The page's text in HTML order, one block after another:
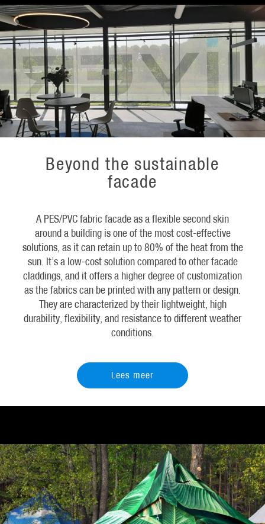
Beyond the sustainable
facade
A PES/PVC fabric facade as a flexible second skin
around a building is one of the most cost-effective
solutions, as it can retain up to 80% of the heat from the
sun. It’s a low-cost solution compared to other facade
claddings, and it offers a higher degree of customization
as the fabrics can be printed with any pattern or design.
They are characterized by their lightweight, high
durability, flexibility, and resistance to different weather
conditions.
Lees meer